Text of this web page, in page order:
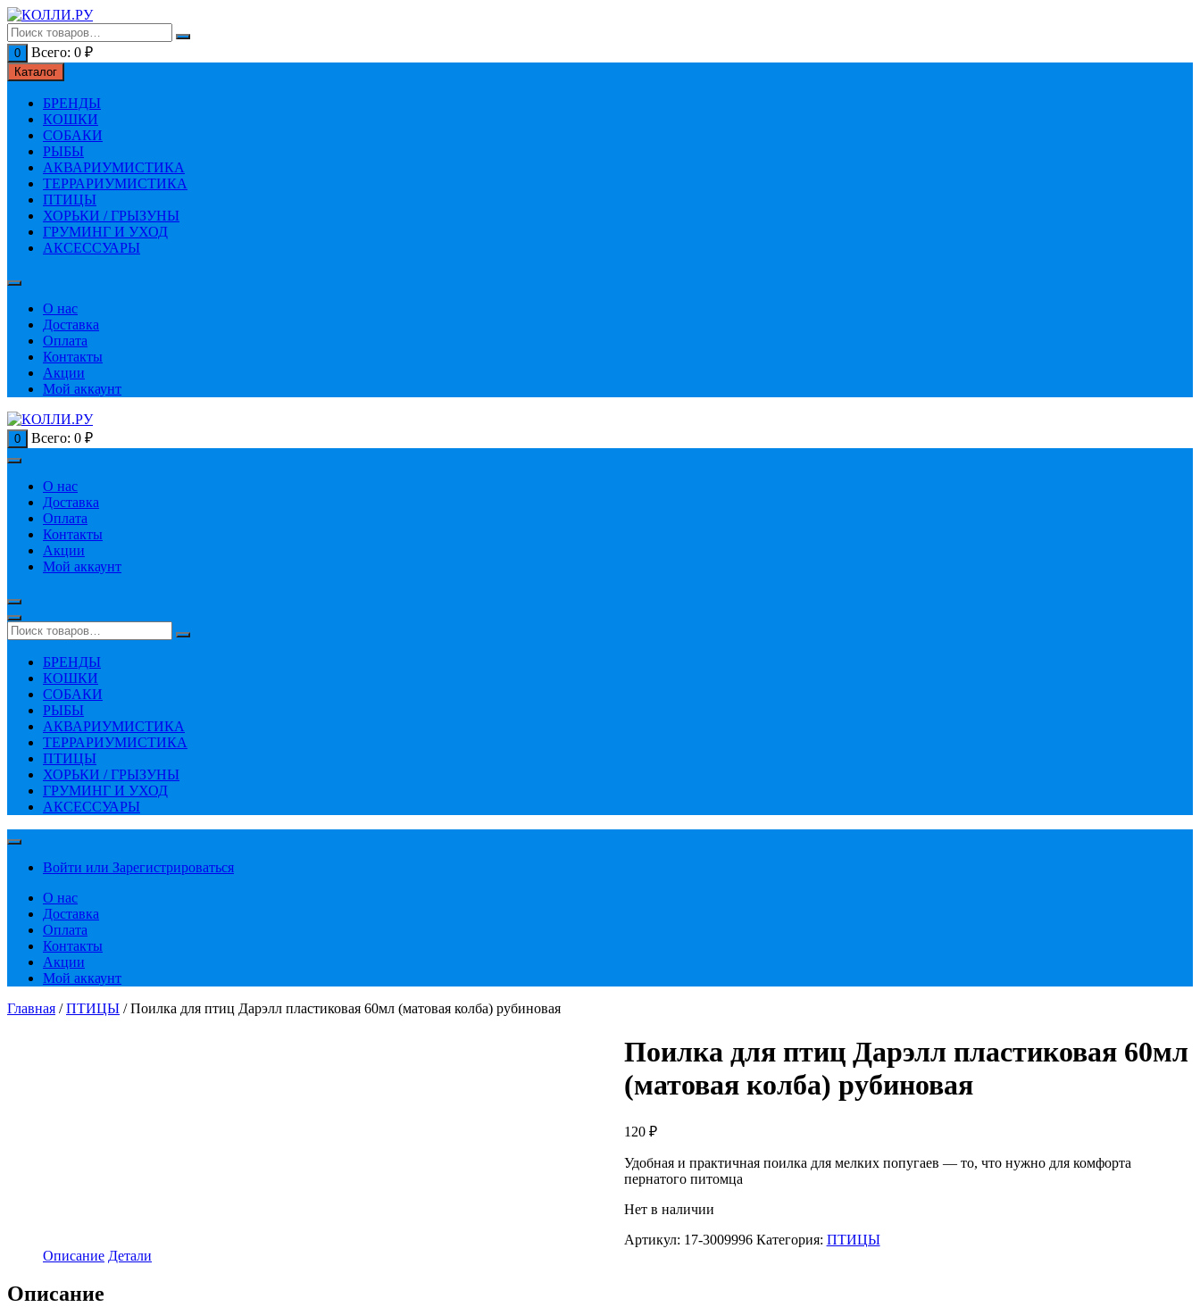
Перейти
к
содержимому
0 Всего: 0 ₽
Каталог
БРЕНДЫ
КОШКИ
СОБАКИ
РЫБЫ
АКВАРИУМИСТИКА
ТЕРРАРИУМИСТИКА
ПТИЦЫ
ХОРЬКИ / ГРЫЗУНЫ
ГРУМИНГ И УХОД
АКСЕССУАРЫ
О нас
Доставка
Оплата
Контакты
Акции
Мой аккаунт
0 Всего: 0 ₽
О нас
Доставка
Оплата
Контакты
Акции
Мой аккаунт
БРЕНДЫ
КОШКИ
СОБАКИ
РЫБЫ
АКВАРИУМИСТИКА
ТЕРРАРИУМИСТИКА
ПТИЦЫ
ХОРЬКИ / ГРЫЗУНЫ
ГРУМИНГ И УХОД
АКСЕССУАРЫ
Войти или Зарегистрироваться
О нас
Доставка
Оплата
Контакты
Акции
Мой аккаунт
Главная /ПТИЦЫ / Поилка для птиц Дарэлл пластиковая 60мл (матовая колба) рубиновая
Поилка для птиц Дарэлл пластиковая 60мл
(матовая колба) рубиновая
120 ₽
Удобная и практичная поилка для мелких попугаев — то, что нужно для комфорта
пернатого питомца
Нет в наличии
Артикул: 17-3009996 Категория: ПТИЦЫ
Описание Детали
Описание